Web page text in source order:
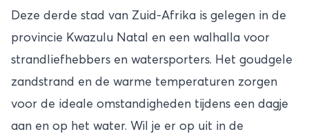
Deze derde stad van Zuid-Afrika is gelegen in de
provincie Kwazulu Natal en een walhalla voor
strandliefhebbers en watersporters. Het goudgele
zandstrand en de warme temperaturen zorgen
voor de ideale omstandigheden tijdens een dagje
aan en op het water. Wil je er op uit in de